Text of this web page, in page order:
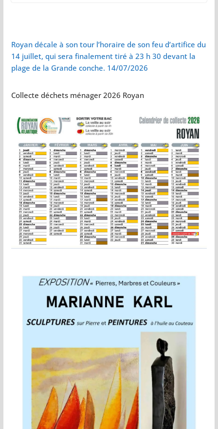
Royan décale à son tour l’horaire de son feu d’artifice du
14 juillet, qui sera finalement tiré à 23 h 30 devant la
plage de la Grande conche. 14/07/2026
Collecte déchets ménager 2026 Royan